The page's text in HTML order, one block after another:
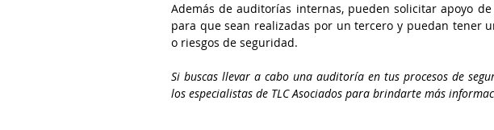
Además de auditorías internas, pueden solicitar apoyo
para que sean realizadas por un tercero y puedan tener
o riesgos de seguridad.
Si buscas llevar a cabo una auditoría en tus procesos de
los especialistas de TLC Asociados para brindarte más